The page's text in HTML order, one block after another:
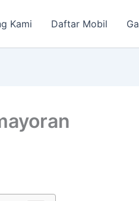
Kami Daftar Mobil